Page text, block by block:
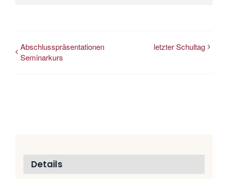
Abschlusspräsentationen
Seminarkurs
letzter Schultag
Details